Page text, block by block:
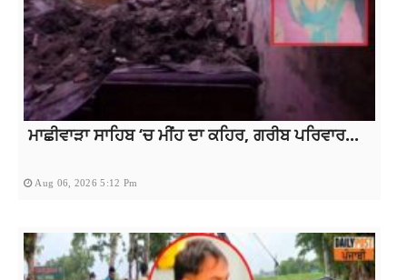
ਮਾਛੀਵਾੜਾ ਸਾਹਿਬ ‘ਚ ਮੀਂਹ ਦਾ ਕਹਿਰ, ਗਰੀਬ ਪਰਿਵਾਰ...
Aug 06, 2026 5:12 Pm